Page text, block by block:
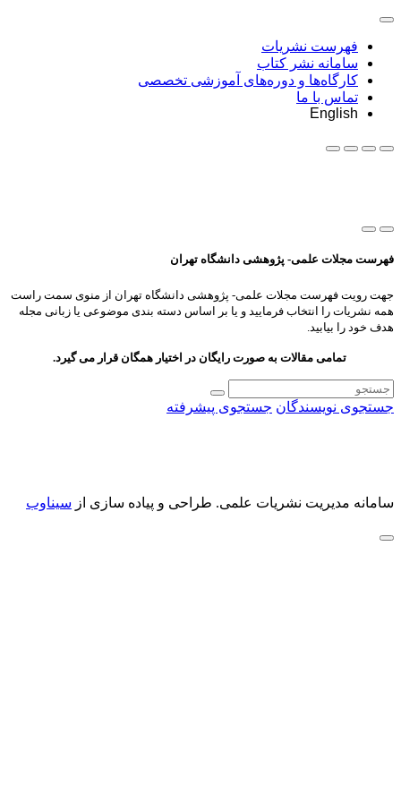
فهرست نشریات
سامانه نشر کتاب
کارگاه‌ها و دوره‌های آموزشی تخصصی
تماس با ما
English
فهرست مجلات علمی- پژوهشی دانشگاه تهران
جهت رویت فهرست مجلات علمی- پژوهشی دانشگاه تهران از منوی سمت راست
همه نشریات را انتخاب فرمایید و یا بر اساس دسته بندی موضوعی یا زبانی مجله
هدف خود را بیابید.
تمامی مقالات به صورت رایگان در اختیار همگان قرار می گیرد.
جستجوی نویسندگان جستجوی پیشرفته
سامانه مدیریت نشریات علمی. طراحی و پیاده سازی از سیناوب